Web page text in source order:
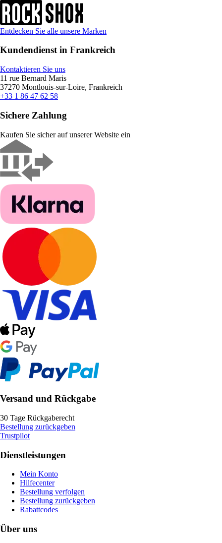
Entdecken Sie alle unsere Marken
Kundendienst in Frankreich
Kontaktieren Sie uns
11 rue Bernard Maris
37270 Montlouis-sur-Loire, Frankreich
+33 1 86 47 62 58
Sichere Zahlung
Kaufen Sie sicher auf unserer Website ein
Versand und Rückgabe
30 Tage Rückgaberecht
Bestellung zurückgeben
Trustpilot
Dienstleistungen
Mein Konto
Hilfecenter
Bestellung verfolgen
Bestellung zurückgeben
Rabattcodes
Über uns